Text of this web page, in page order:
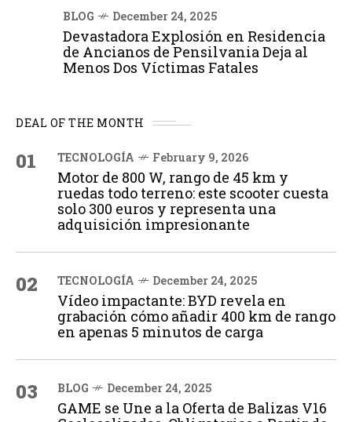
BLOG December 24, 2025
Devastadora Explosión en Residencia
de Ancianos de Pensilvania Deja al
Menos Dos Víctimas Fatales
DEAL OF THE MONTH
01 TECNOLOGÍA February 9, 2026
Motor de 800 W, rango de 45 km y
ruedas todo terreno: este scooter cuesta
solo 300 euros y representa una
adquisición impresionante
02 TECNOLOGÍA December 24, 2025
Vídeo impactante: BYD revela en
grabación cómo añadir 400 km de rango
en apenas 5 minutos de carga
03 BLOG December 24, 2025
GAME se Une a la Oferta de Balizas V16